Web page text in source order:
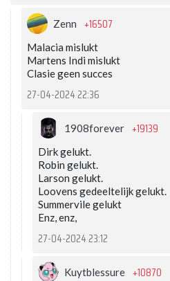
Zenn +16507
Malacia mislukt
Martens Indi mislukt
Clasie geen succes
27-04-2024 22:36
1908forever +19139
Dirk gelukt.
Robin gelukt.
Larson gelukt.
Loovens gedeeltelijk gelukt.
Summervile gelukt
Enz, enz,
27-04-2024 23:12
Kuytblessure +10870